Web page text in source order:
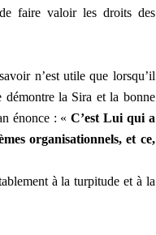
faire valoir les droits des
n’est utile que lorsqu’il
la Sira et la bonne
énonce : «C’est Lui qui a
organisationnels, et ce,
à la turpitude et à la